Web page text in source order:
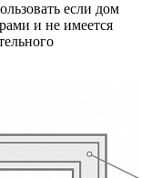
если дом
и не имеется